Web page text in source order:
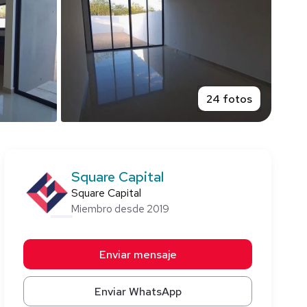
24 fotos
Square Capital
Square Capital
Miembro desde 2019
Enviar mensaje
Enviar WhatsApp